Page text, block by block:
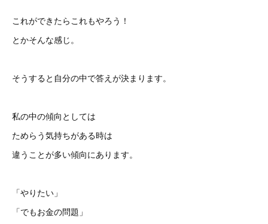
これができたらこれもやろう！
とかそんな感じ。
そうすると自分の中で答えが決まります。
私の中の傾向としては
ためらう気持ちがある時は
違うことが多い傾向にあります。
「やりたい」
「でもお金の問題」